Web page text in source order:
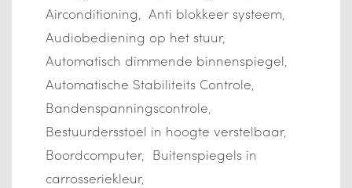
Airconditioning
Anti blokkeer systeem
Audiobediening op het stuur
Automatisch dimmende binnenspiegel
Automatische Stabiliteits Controle
Bandenspanningscontrole
Bestuurdersstoel in hoogte verstelbaar
Boordcomputer
Buitenspiegels in
carrosseriekleur